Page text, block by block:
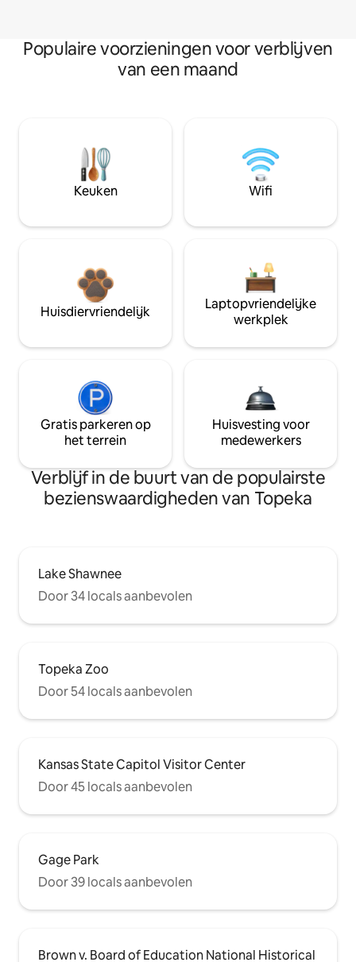
Populaire voorzieningen voor verblijven
van een maand
Keuken Wifi
Huisdiervriendelijk
Laptopvriendelijke
werkplek
Gratis parkeren op
het terrein
Huisvesting voor
medewerkers
Verblijf in de buurt van de populairste
bezienswaardigheden van Topeka
Lake Shawnee
Door 34 locals aanbevolen
Topeka Zoo
Door 54 locals aanbevolen
Kansas State Capitol Visitor Center
Door 45 locals aanbevolen
Gage Park
Door 39 locals aanbevolen
Brown v. Board of Education National Historical